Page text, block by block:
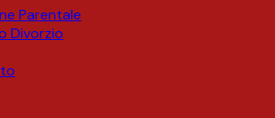
Parentale
Divorzio